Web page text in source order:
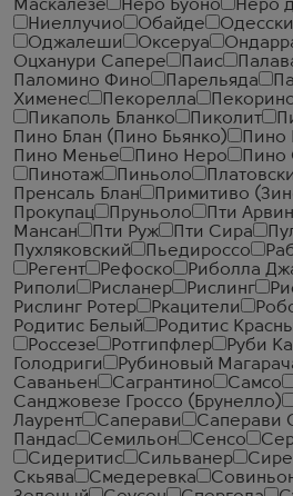
Маскалезе
Неро Буоно Неро
Ниеллучио
Обайде
Оджалеши
Оксеруа
Оцханури Сапере
Паис
Паломино Фино
Парельяда
Хименес
Пекорелла
Пикаполь Бланко
Пиколит
Пино Блан (Пино Бьянко)
Пино Менье
Пино Неро Пино
Пинотаж
Пиньоло
Пренсаль Блан
Примитиво
Прокупац
Пруньоло Пти Арвин
Мансан
Пти Руж Пти Сира
Пухляковский
Пьедироссо
Регент
Рефоско Риболла
Риполи
Рисланер Рислинг
Рислинг Ротер
Ркацители
Родитис Белый
Родитис
Россезе
Ротгипфлер Руби
Голодриги
Рубиновый
Саваньен
Сагрантино Самсо
Санджовезе Гроссо (Брунелло)
Лаурент
Саперави Саперави
Пандас
Семильон Сенсо
Сидеритис
Сильванер
Скьява
Смедеревка